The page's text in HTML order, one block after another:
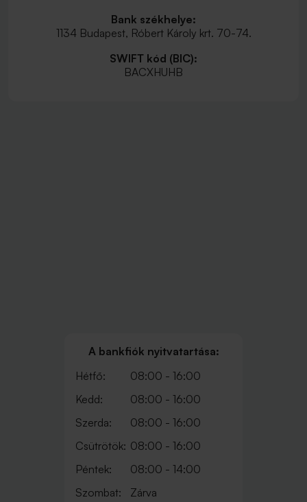
Bank székhelye:
1134 Budapest, Róbert Károly krt. 70-74.
SWIFT kód (BIC):
BACXHUHB
A bankfiók nyitvatartása:
Hétfő:
08:00 - 16:00
Kedd:
08:00 - 16:00
Szerda:
08:00 - 16:00
Csütrötök: 08:00 - 16:00
Péntek:
08:00 - 14:00
Szombat:
Zárva